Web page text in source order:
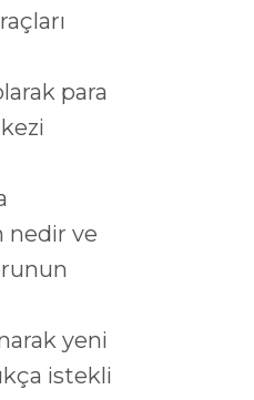
para
nedir ve
yeni
istekli